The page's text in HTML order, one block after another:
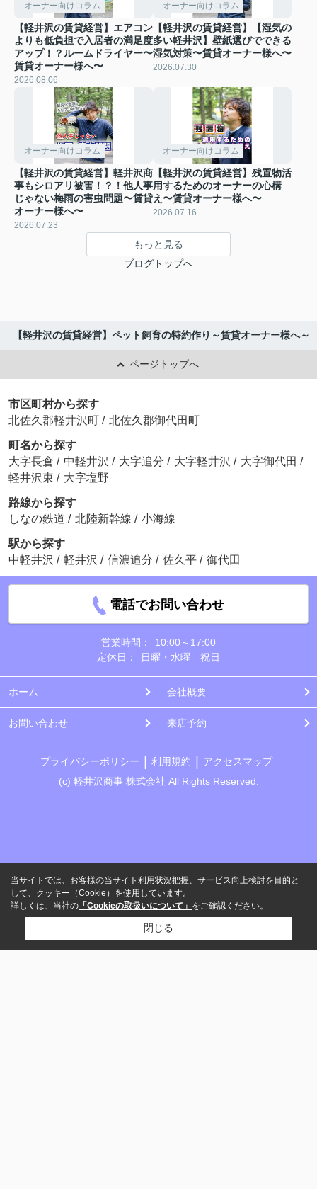
オーナー向けコラム
【軽井沢の賃貸経営】エアコン
よりも低負担で入居者の満足度
アップ！？ルームドライヤー〜
賃貸オーナー様へ〜
2026.08.06
オーナー向けコラム
【軽井沢の賃貸経営】【湿気の
多い軽井沢】壁紙選びでできる
湿気対策〜賃貸オーナー様へ〜
2026.07.30
オーナー向けコラム
【軽井沢の賃貸経営】軽井沢商
事もシロアリ被害！？！他人事
じゃない梅雨の害虫問題〜賃貸
オーナー様へ〜
2026.07.23
オーナー向けコラム
【軽井沢の賃貸経営】残置物活
用するためのオーナーの心構
え〜賃貸オーナー様へ〜
2026.07.16
もっと見る
ブログトップへ
【軽井沢の賃貸経営】ペット飼育の特約作り～賃貸オーナー様へ～
ページトップへ
市区町村から探す
北佐久郡軽井沢町 / 北佐久郡御代田町
町名から探す
大字長倉 / 中軽井沢 / 大字追分 / 大字軽井沢 / 大字御代田 /
軽井沢東 / 大字塩野
路線から探す
しなの鉄道 / 北陸新幹線 / 小海線
駅から探す
中軽井沢 / 軽井沢 / 信濃追分 / 佐久平 / 御代田
電話でお問い合わせ
営業時間：
10:00～17:00
定休日：
日曜・水曜 祝日
ホーム 会社概要
お問い合わせ 来店予約
プライバシーポリシー 利用規約
アクセスマップ
(c) 軽井沢商事 株式会社 All Rights Reserved.
当サイトでは、お客様の当サイト利用状況把握、サービス向上検討を目的と
して、クッキー（Cookie）を使用しています。
詳しくは、当社の 「Cookieの取扱いについて」 をご確認ください。
閉じる